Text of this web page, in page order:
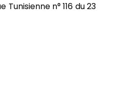
n° 116 du 23